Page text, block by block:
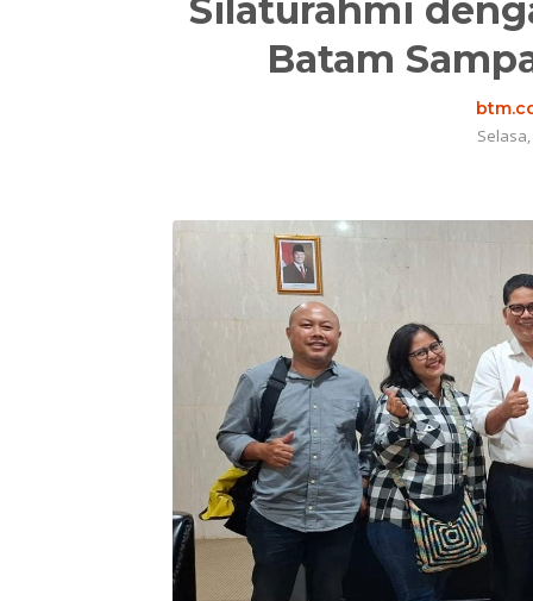
Silaturahmi
Batam
Selasa,